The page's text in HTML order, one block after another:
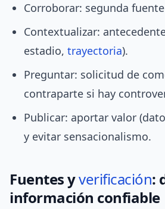
Corroborar: segunda
Contextualizar:
estadio, trayectoria).
Preguntar: solicitud de
contraparte si hay
Publicar: aportar valor
y evitar sensacionalismo.
Fuentes yverificación:
información confiable